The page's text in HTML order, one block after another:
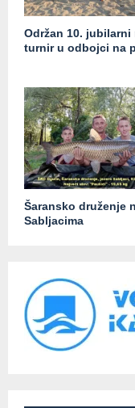
Održan 10. jubilarni
turnir u odbojci na
Šaransko druženje
Sabljacima